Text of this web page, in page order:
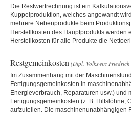
Die Restwertrechnung ist ein
Kuppelproduktion, welches angewandt
mehrere Nebenprodukte beim
Herstellkosten des Hauptprodukts werden
Herstellkosten für alle Produkte die
Restgemeinkosten (Dipl. Volkswirt Friedrich
Im Zusammenhang mit der
Fertigungsgemeinkosten in
Energieverbrauch, Reparaturen usw.) und
Fertigungsgemeinkosten (z. B. Hilfslöhne,
aufzuteilen. Die maschinenunabhängigen